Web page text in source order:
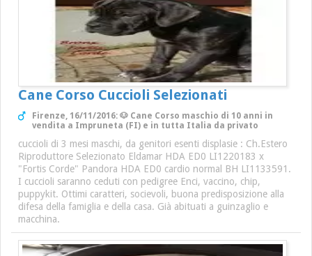
Cane Corso Cuccioli Selezionati
Firenze, 16/11/2016: 🐶 Cane Corso maschio di 10 anni in
vendita a Impruneta (FI) e in tutta Italia da privato
cuccioli di 3 mesi maschi, da genitori esenti displasie : Ch.Estero
Riproduttore Selezionato Eldamar HDA ED0 LI1220183 x
"Fortis Corde" Pandora HDA ED0 cardio normal BH LI1133591.
I cuccioli saranno ceduti con pedigree Enci, vaccino, chip,
puppykit. Ottimi caratteri, socievoli, buona predisposizione alla
difesa della famiglia e della casa. Già abituati a guinzaglio e
macchina.